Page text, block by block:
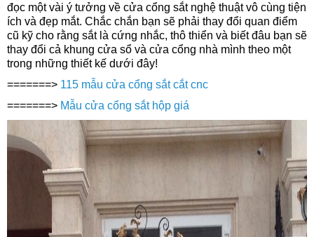
đọc một vài ý tưởng về cửa cổng sắt nghệ thuật vô cùng tiện
ích và đẹp mắt. Chắc chắn bạn sẽ phải thay đổi quan điểm
cũ kỹ cho rằng sắt là cứng nhắc, thô thiển và biết đâu bạn sẽ
thay đổi cả khung cửa sổ và cửa cổng nhà mình theo một
trong những thiết kế dưới đây!
=======> 115 mẫu cửa cổng sắt cắt cnc
=======> Mẫu cửa cổng sắt hộp giá